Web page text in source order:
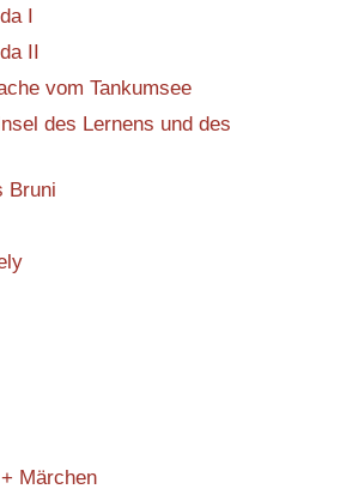
I
II
vom Tankumsee
des Lernens und des
Bruni
Märchen